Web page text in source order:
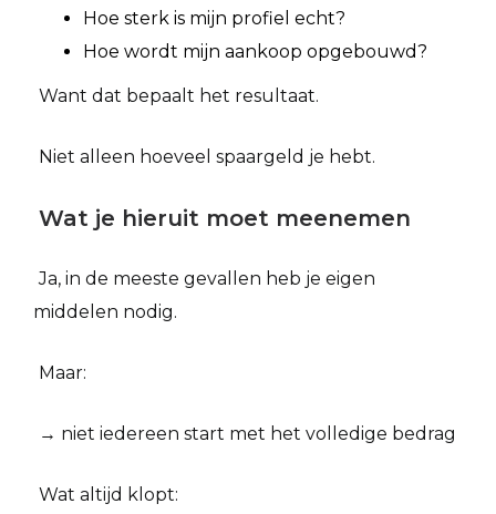
Hoe sterk is mijn profiel echt?
Hoe wordt mijn aankoop opgebouwd?
Want dat bepaalt het resultaat.
Niet alleen hoeveel spaargeld je hebt.
Wat je hieruit moet meenemen
Ja, in de meeste gevallen heb je eigen
middelen nodig.
Maar:
→ niet iedereen start met het volledige bedrag
Wat altijd klopt: